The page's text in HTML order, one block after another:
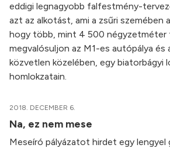
eddigi legnagyobb falfestmény-
azt az alkotást, ami a zsűri szemében
hogy több, mint 4 500 négyzetméter
megvalósuljon az M1-es autópálya és
közvetlen közelében, egy biatorbágyi
homlokzatain.
2018. DECEMBER 6.
Na, ez nem mese
Meseíró pályázatot hirdet egy lengyel